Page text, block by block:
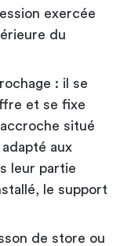
exercée
du
: il se
et se fixe
situé
aux
leur partie
le support
de store ou